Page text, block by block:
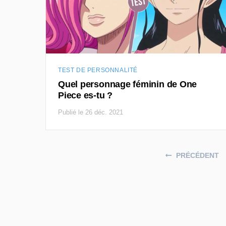
TEST DE PERSONNALITÉ
Quel personnage féminin de One
Piece es-tu ?
Publié le 26 déc. 2021
PRÉCÉDENT